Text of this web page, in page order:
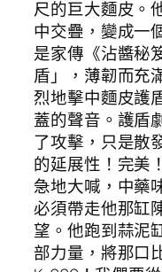
尺的巨大麵皮。
中交疊，變成一
是家傳《沾醬秘
盾」，薄韌而充
烈地擊中麵皮護
蓋的聲音。護盾
了攻擊，只是散
的延展性！完美
急地大喊，中藥
必須帶走他那缸
望。他跑到蒜泥
部力量，將那口